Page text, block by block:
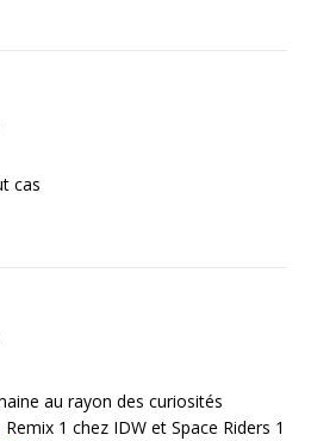
cas
au rayon des curiosités
1 chez IDW et Space Riders 1